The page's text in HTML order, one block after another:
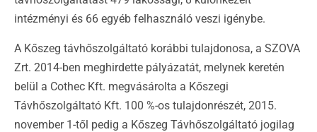
intézményi és 66 egyéb felhasználó veszi igénybe.
A Kőszeg távhőszolgáltató korábbi tulajdonosa, a SZOVA
Zrt. 2014-ben meghirdette pályázatát, melynek keretén
belül a Cothec Kft. megvásárolta a Kőszegi
Távhőszolgáltató Kft. 100 %-os tulajdonrészét, 2015.
november 1-től pedig a Kőszeg Távhőszolgáltató jogilag